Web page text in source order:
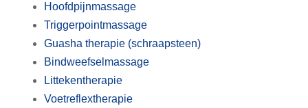
Hoofdpijnmassage
Triggerpointmassage
Guasha therapie (schraapsteen)
Bindweefselmassage
Littekentherapie
Voetreflextherapie